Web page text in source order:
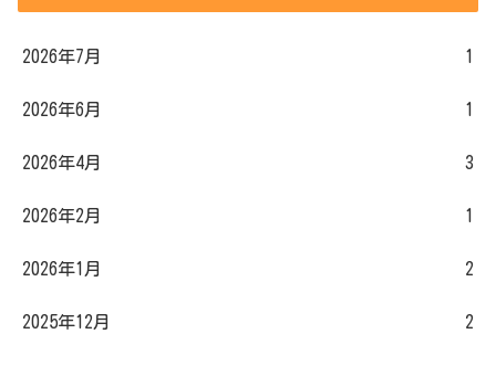
2026年7月 1
2026年6月 1
2026年4月 3
2026年2月 1
2026年1月 2
2025年12月 2